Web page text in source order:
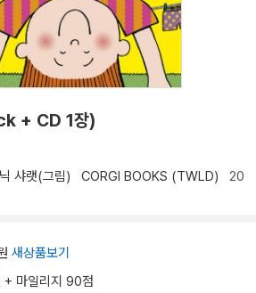
+ CD 1장)
닉 샤랫(그림) CORGI BOOKS (TWLD) 20
새상품보기
마일리지 90점